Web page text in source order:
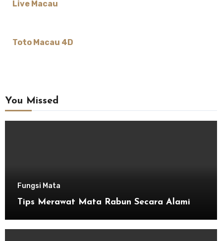
Live Macau
Toto Macau 4D
You Missed
Fungsi Mata
Tips Merawat Mata Rabun Secara Alami